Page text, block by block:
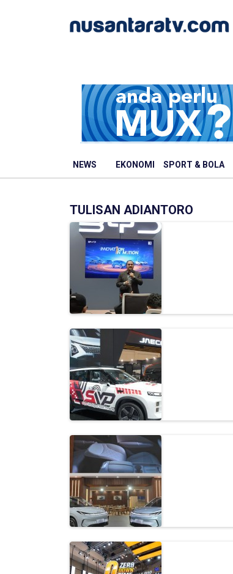
NEWS EKONOMI SPORT & BOLA
TULISAN ADIANTORO